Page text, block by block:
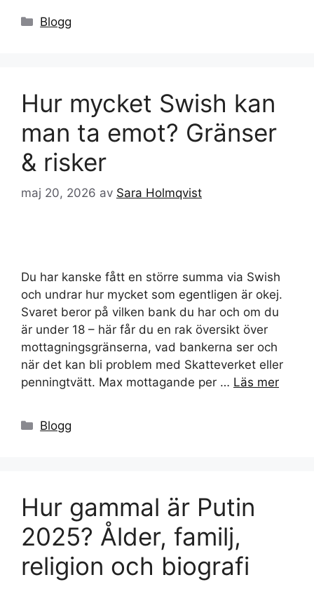
Kategorier
Blogg
Hur mycket Swish kan
man ta emot? Gränser
& risker
maj 20, 2026 av Sara Holmqvist
Du har kanske fått en större summa via Swish
och undrar hur mycket som egentligen är okej.
Svaret beror på vilken bank du har och om du
är under 18 – här får du en rak översikt över
mottagningsgränserna, vad bankerna ser och
när det kan bli problem med Skatteverket eller
penningtvätt. Max mottagande per … Läs mer
Kategorier
Blogg
Hur gammal är Putin
2025? Ålder, familj,
religion och biografi